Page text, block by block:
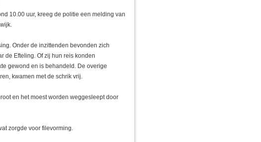
10.00 uur, kreeg de politie een melding van
Onder de inzittenden bevonden zich
de Efteling. Of zij hun reis konden
gewond en is behandeld. De overige
kwamen met de schrik vrij.
en het moest worden weggesleept door
zorgde voor filevorming.